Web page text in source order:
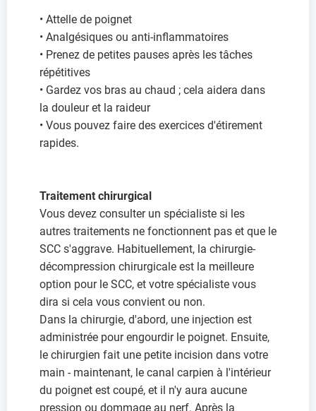
• Attelle de poignet
• Analgésiques ou anti-inflammatoires
• Prenez de petites pauses après les tâches
répétitives
• Gardez vos bras au chaud ; cela aidera dans
la douleur et la raideur
• Vous pouvez faire des exercices d'étirement
rapides.
Traitement chirurgical
Vous devez consulter un spécialiste si les
autres traitements ne fonctionnent pas et que le
SCC s'aggrave. Habituellement, la chirurgie-
décompression chirurgicale est la meilleure
option pour le SCC, et votre spécialiste vous
dira si cela vous convient ou non.
Dans la chirurgie, d'abord, une injection est
administrée pour engourdir le poignet. Ensuite,
le chirurgien fait une petite incision dans votre
main - maintenant, le canal carpien à l'intérieur
du poignet est coupé, et il n'y aura aucune
pression ou dommage au nerf. Après la